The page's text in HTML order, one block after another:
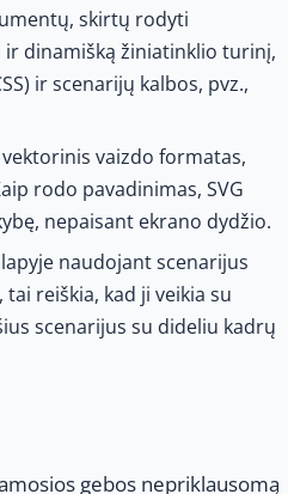
skirtų rodyti
dinamišką žiniatinklio turinį,
ir scenarijų kalbos, pvz.,
vaizdo formatas,
rodo pavadinimas, SVG
nepaisant ekrano dydžio.
naudojant scenarijus
tai reiškia, kad ji veikia su
scenarijus su dideliu kadrų
gebos nepriklausomą